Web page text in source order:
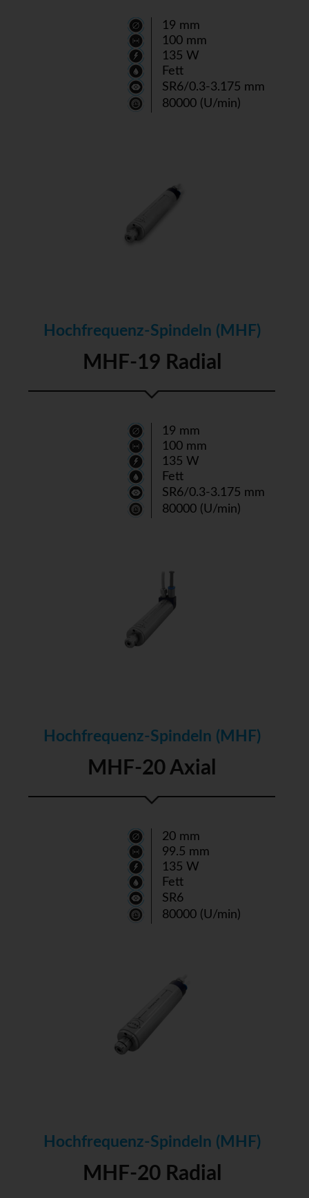
19 mm
100 mm
135 W
Fett
SR6/0.3-3.175 mm
80000 (U/min)
Hochfrequenz-Spindeln (MHF)
MHF-19 Radial
19 mm
100 mm
135 W
Fett
SR6/0.3-3.175 mm
80000 (U/min)
Hochfrequenz-Spindeln (MHF)
MHF-20 Axial
20 mm
99.5 mm
135 W
Fett
SR6
80000 (U/min)
Hochfrequenz-Spindeln (MHF)
MHF-20 Radial